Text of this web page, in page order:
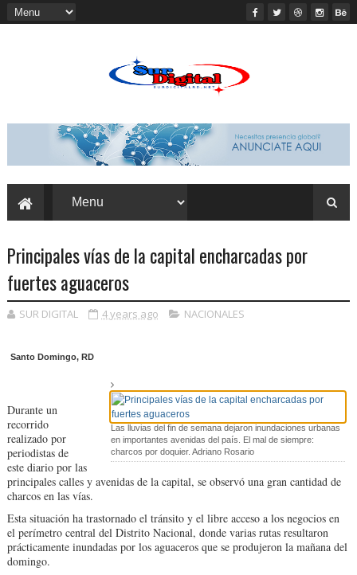
Principales vías de la capital encharcadas por
fuertes aguaceros
SUR DIGITAL 4 years ago NACIONALES
Santo Domingo, RD
Las lluvias del fin de semana dejaron inundaciones urbanas
en importantes avenidas del país. El mal de siempre:
charcos por doquier. Adriano Rosario
Durante un
recorrido
realizado por
periodistas de
este diario por las
principales calles y avenidas de la capital, se observó una gran cantidad de
charcos en las vías.
Esta situación ha trastornado el tránsito y el libre acceso a los negocios en
el perímetro central del Distrito Nacional, donde varias rutas resultaron
prácticamente inundadas por los aguaceros que se produjeron la mañana del
domingo.